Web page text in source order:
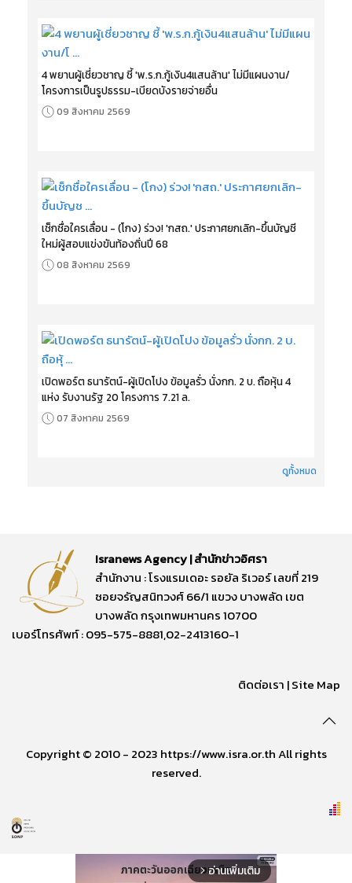
4 พยานผู้เชี่ยวชาญ ชี้ 'พ.ร.ก.กู้เงิน4แสนล้าน' ไม่มีแผนงาน/
โครงการเป็นรูปธรรม-เบียดบังรายจ่ายอื่น
09 สิงหาคม 2569
เช็กชื่อใครเลื่อน - (โกง) ร่วง! 'กสถ.' ประกาศยกเลิก-ขึ้นบัญชี
ใหม่ผู้สอบแข่งขันท้องถิ่นปี 68
08 สิงหาคม 2569
เปิดพอร์ต ธนารัตน์-ผู้เปิดโปง ข้อมูลรั่ว นั่งกก. 2 บ. ถือหุ้น 4
แห่ง รับงานรัฐ 20 โครงการ 7.21 ล.
07 สิงหาคม 2569
ดูทั้งหมด
Isranews Agency | สำนักข่าวอิศรา
สำนักงาน : โรงแรมเดอะ รอยัล ริเวอร์ เลขที่ 219
ซอยจรัญสนิทวงศ์ 66/1 แขวง บางพลัด เขต
บางพลัด กรุงเทพมหานคร 10700
เบอร์โทรศัพท์ : 095-575-8881,02-2413160-1
ติดต่อเรา |Site Map
Copyright © 2010 - 2023 https://www.isra.or.th All rights
reserved.
arrow_forward_ios อ่านเพิ่มเติม